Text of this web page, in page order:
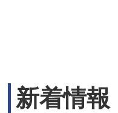
新着情報